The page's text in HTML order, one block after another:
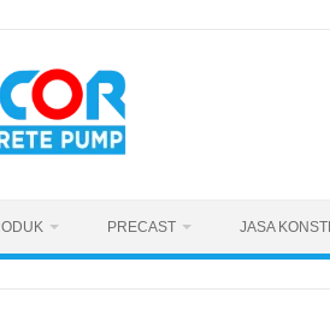
PRECAST JASA